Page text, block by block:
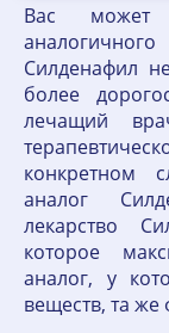
Вас может
Силденафил
более
лечащий
конкретном
аналог
лекарство
которое
аналог, у
веществ, та